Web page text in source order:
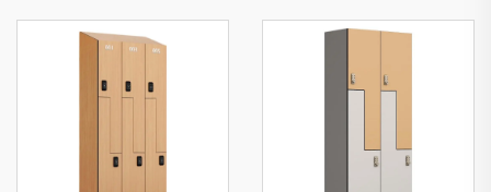
kommersiell oppbevaring
oppbevaring med